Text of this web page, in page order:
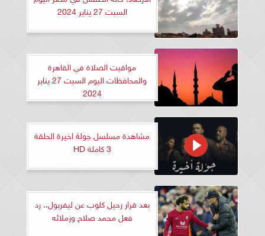
السبت 27 يناير 2024
مواقيت الصلاة في القاهرة
والمحافظات اليوم السبت 27 يناير
2024
مشاهدة مسلسل جولة اخيرة الحلقة
3 كاملة HD
بعد قرار رحيل كلوب عن ليفربول.. رد
فعل محمد صلاح وزملائه